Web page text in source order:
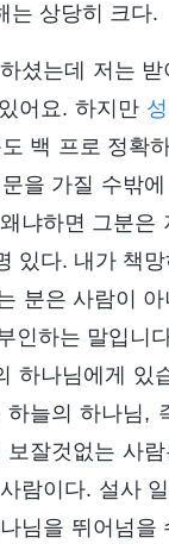
는 상당히 크다.
셨는데 저는
어요. 하지만
백 프로 정확
을 가질 수밖
냐하면 그분은
있다. 내가 책
분은 사람이
인하는 말입니
하나님에게 있
늘의 하나님,
잘것없는 사
람이다. 설사
님을 뛰어넘을